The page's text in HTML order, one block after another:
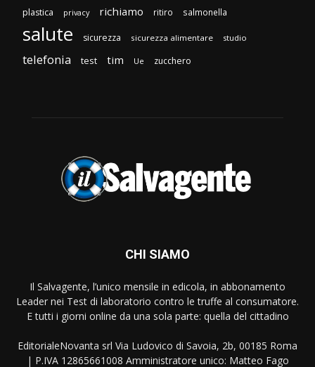
plastica privacy richiamo ritiro salmonella
salute sicurezza sicurezza alimentare studio
telefonia test tim Ue zucchero
CHI SIAMO
Il Salvagente, l’unico mensile in edicola, in abbonamento
Leader nei Test di laboratorio contro le truffe al consumatore.
E tutti i giorni online da una sola parte: quella del cittadino
EditorialeNovanta srl Via Ludovico di Savoia, 2b, 00185 Roma
| P.IVA 12865661008 Amministratore unico: Matteo Fago